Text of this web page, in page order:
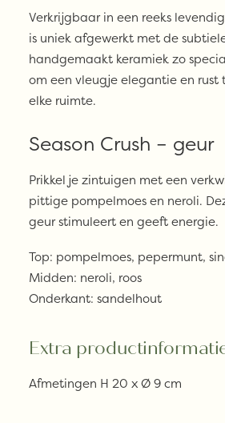
Verkrijgbaar in een reeks
is uniek afgewerkt met de
handgemaakt keramiek zo
om een vleugje elegantie en rust
elke ruimte.
Season Crush – geur
Prikkel je zintuigen met een
pittige pompelmoes en neroli.
geur stimuleert en geeft energie.
Top: pompelmoes, pepermunt,
Midden: neroli, roos
Onderkant: sandelhout
Extra
Afmetingen H 20 x Ø 9 cm